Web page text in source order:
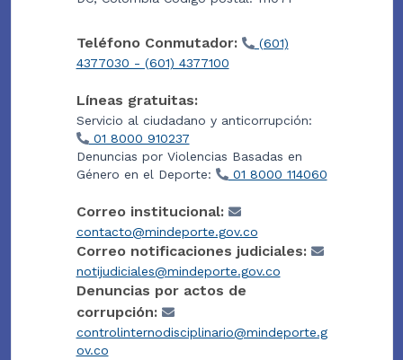
Teléfono Conmutador:
(601)
4377030 - (601) 4377100
Líneas gratuitas:
Servicio al ciudadano y anticorrupción:
01 8000 910237
Denuncias por Violencias Basadas en
Género en el Deporte:
01 8000 114060
Correo institucional:
contacto@mindeporte.gov.co
Correo notificaciones judiciales:
notijudiciales@mindeporte.gov.co
Denuncias por actos de
corrupción:
controlinternodisciplinario@mindeporte.g
ov.co